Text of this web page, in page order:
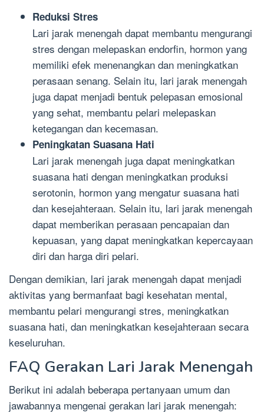
Reduksi Stres
Lari jarak menengah dapat membantu mengurangi
stres dengan melepaskan endorfin, hormon yang
memiliki efek menenangkan dan meningkatkan
perasaan senang. Selain itu, lari jarak menengah
juga dapat menjadi bentuk pelepasan emosional
yang sehat, membantu pelari melepaskan
ketegangan dan kecemasan.
Peningkatan Suasana Hati
Lari jarak menengah juga dapat meningkatkan
suasana hati dengan meningkatkan produksi
serotonin, hormon yang mengatur suasana hati
dan kesejahteraan. Selain itu, lari jarak menengah
dapat memberikan perasaan pencapaian dan
kepuasan, yang dapat meningkatkan kepercayaan
diri dan harga diri pelari.
Dengan demikian, lari jarak menengah dapat menjadi
aktivitas yang bermanfaat bagi kesehatan mental,
membantu pelari mengurangi stres, meningkatkan
suasana hati, dan meningkatkan kesejahteraan secara
keseluruhan.
FAQ Gerakan Lari Jarak Menengah
Berikut ini adalah beberapa pertanyaan umum dan
jawabannya mengenai gerakan lari jarak menengah: